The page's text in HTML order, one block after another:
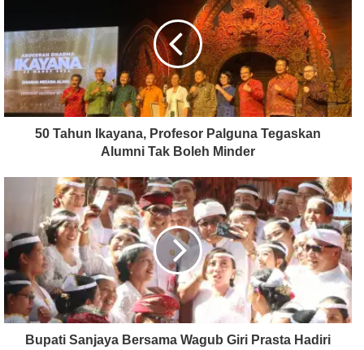
50 Tahun Ikayana, Profesor Palguna Tegaskan
Alumni Tak Boleh Minder
Bupati Sanjaya Bersama Wagub Giri Prasta Hadiri